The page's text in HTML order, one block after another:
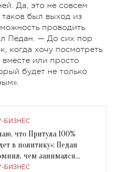
Да, это не совсем
таков был выход из
проводить
Педан. — До сих пор
когда хочу посмотреть
или просто
будет не только
БИЗНЕС
что Притула 100%
в политику»: Педан
чем занимался
в 2014 году
БИЗНЕС